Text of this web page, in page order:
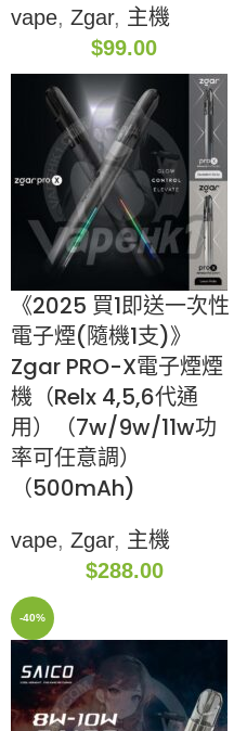
vape, Zgar, 主機
$99.00
《2025 買1即送一次性
電子煙(隨機1支)》
Zgar PRO-X電子煙煙
機（Relx 4,5,6代通
用）（7w/9w/11w功
率可任意調）
（500mAh)
vape, Zgar, 主機
$288.00
-40%